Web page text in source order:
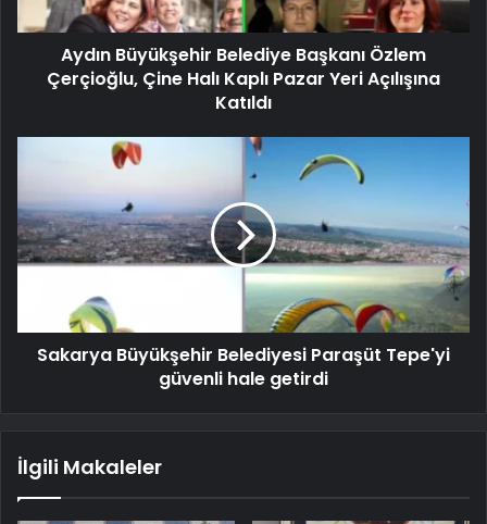
Aydın Büyükşehir Belediye Başkanı Özlem
Çerçioğlu, Çine Halı Kaplı Pazar Yeri Açılışına
Katıldı
Sakarya Büyükşehir Belediyesi Paraşüt Tepe'yi
güvenli hale getirdi
İlgili Makaleler